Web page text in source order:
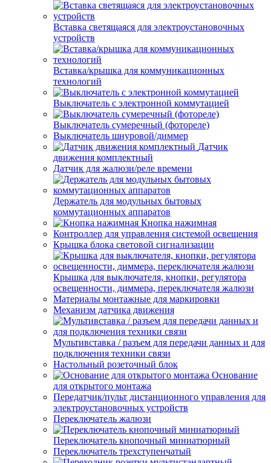
Вставка светящаяся для электроустановочных
устройств
Вставка/крышка для коммуникационных
технологий
Выключатель с электронной коммутацией
Выключатель сумеречный (фотореле)
Выключатель шнуровой/диммер
Датчик
движения комплектный
Датчик для жалюзи/реле времени
Держатель для модульных бытовых
коммутационных аппаратов
Кнопка нажимная
Контроллер для управления системой освещения
Крышка блока световой сигнализации
Крышка для выключателя, кнопки, регулятора
освещенности, диммера, переключателя жалюзи
Материалы монтажные для маркировки
Механизм датчика движения
Мультивставка / разъем для передачи данных и для
подключения техники связи
Настольный розеточный блок
Основание
для открытого монтажа
Передатчик/пульт дистанционного управления для
электроустановочных устройств
Переключатель жалюзи
Переключатель кнопочный миниатюрный
Переключатель трехступенчатый